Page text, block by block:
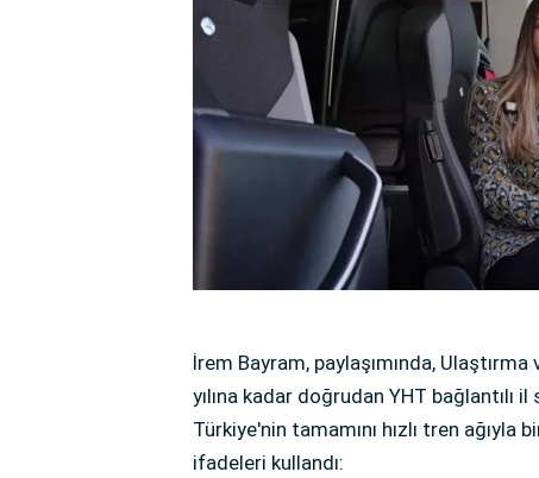
İrem Bayram, paylaşımında,
yılına kadar doğrudan YHT bağlantılı
Türkiye'nin tamamını hızlı tren ağıyla
ifadeleri kullandı: